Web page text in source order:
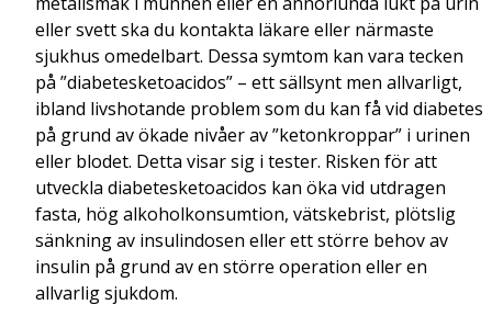
eller svett ska du kontakta läkare eller närmaste
sjukhus omedelbart. Dessa symtom kan vara tecken
på ”diabetesketoacidos” – ett sällsynt men allvarligt,
ibland livshotande problem som du kan få vid diabetes
på grund av ökade nivåer av ”ketonkroppar” i urinen
eller blodet. Detta visar sig i tester. Risken för att
utveckla diabetesketoacidos kan öka vid utdragen
fasta, hög alkoholkonsumtion, vätskebrist, plötslig
sänkning av insulindosen eller ett större behov av
insulin på grund av en större operation eller en
allvarlig sjukdom.